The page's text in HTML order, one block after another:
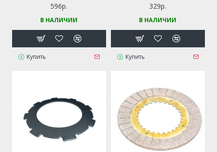
596р.
В НАЛИЧИИ
Купить
ВИБРОПЛИТЫ / ГЕНЕРАТОРА
(КОМПЛЕКТ)
329р.
В НАЛИЧИИ
Купить